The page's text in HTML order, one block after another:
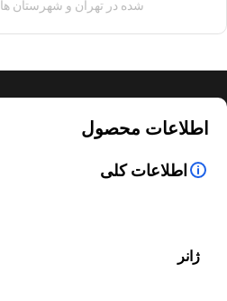
شده در تهران و شهرستان ها
اطلاعات محصول
اطلاعات کلی
ژانر